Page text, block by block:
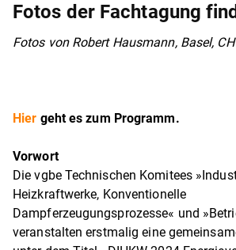
Fotos der Fachtagung
Fotos von Robert Hausmann, Basel, CH
Hier geht es zum Programm.
Vorwort
Die vgbe Technischen Komitees
Heizkraftwerke, Konventionelle
Dampferzeugungsprozesse« und
veranstalten erstmalig eine